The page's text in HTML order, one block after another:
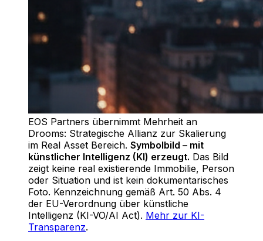
EOS Partners übernimmt Mehrheit an
Drooms: Strategische Allianz zur Skalierung
im Real Asset Bereich. Symbolbild – mit
künstlicher Intelligenz (KI) erzeugt. Das Bild
zeigt keine real existierende Immobilie, Person
oder Situation und ist kein dokumentarisches
Foto. Kennzeichnung gemäß Art. 50 Abs. 4
der EU-Verordnung über künstliche
Intelligenz (KI-VO/AI Act). Mehr zur KI-
Transparenz.